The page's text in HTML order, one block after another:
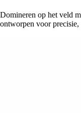
Domineren op het veld
ontworpen voor precisie,